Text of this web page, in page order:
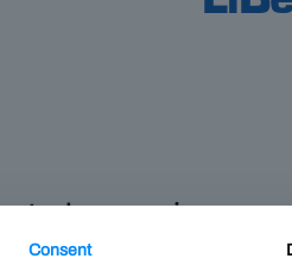
superior
Consent